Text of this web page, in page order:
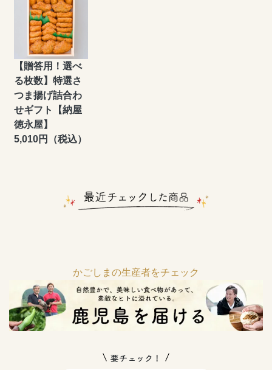
【贈答用！選べ
る枚数】特選さ
つま揚げ詰合わ
せギフト【納屋
徳永屋】
5,010円（税込）
かごしまの生産者をチェック
要チェック！